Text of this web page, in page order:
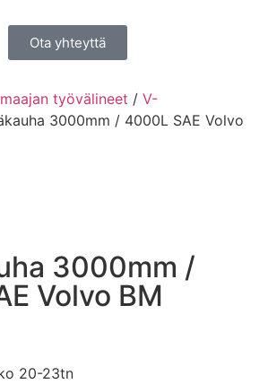
Ota yhteyttä
työvälineet / V-
3000mm / 4000L SAE Volvo
3000mm /
Volvo BM
20-23tn